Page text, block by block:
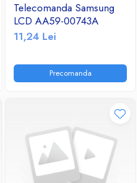
Telecomanda Samsung
LCD AA59-00743A
11,24 Lei
Precomanda